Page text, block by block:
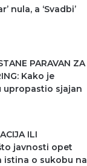
nula, a ‘Svadbi’
PARAVAN ZA
Kako je
upropastio sjajan
ILI
javnosti opet
istina o sukobu na